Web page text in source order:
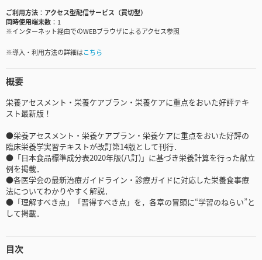
ご利用方法
アクセス型配信サービス（買切型）
同時使用端末数
1
※インターネット経由でのWEBブラウザによるアクセス参照
※導入・利用方法の詳細はこちら
概要
栄養アセスメント・栄養ケアプラン・栄養ケアに重点をおいた好評テキ
スト最新版！
●栄養アセスメント・栄養ケアプラン・栄養ケアに重点をおいた好評の
臨床栄養学実習テキストが改訂第14版として刊行．
●「日本食品標準成分表2020年版(八訂)」に基づき栄養計算を行った献立
例を掲載．
●各医学会の最新治療ガイドライン・診療ガイドに対応した栄養食事療
法についてわかりやすく解説．
●「理解すべき点」「習得すべき点」を，各章の冒頭に“学習のねらい”と
して掲載．
目次